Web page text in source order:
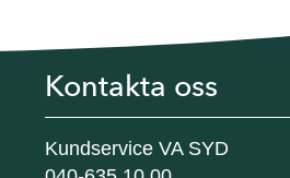
Kontakta oss
Kundservice VA SYD